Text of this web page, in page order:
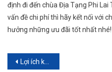
định đi đến chùa Địa Tạng Phi
vấn đề chi phí thì hãy kết nối với
hưởng những ưu đãi tốt nhất nhé!
Điều
Lợi ích khi đặt xe 7 chỗ tại Bình Dương đi Sóc Trăng